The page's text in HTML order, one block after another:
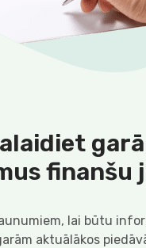
finanšu
lai būtu
aktuālākos